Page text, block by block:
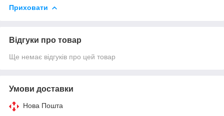
Приховати
Відгуки про товар
Ще немає відгуків про цей товар
Умови доставки
Нова Пошта